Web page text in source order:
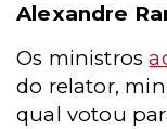
Alexandre
Os ministros
do relator,
qual votou